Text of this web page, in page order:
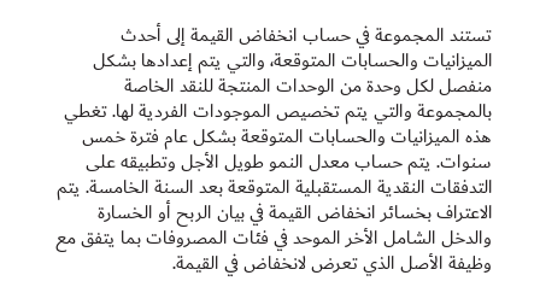
تستند المجموعة في حساب انخفاض القيمة إلى أحدث
الميزانيات والحسابات المتوقعة، والتي يتم إعدادها بشكل
منفصل لكل وحدة من الوحدات المنتجة للنقد الخاصة
بالمجموعة والتي يتم تخصيص الموجودات الفردية لها. تغطي
هذه الميزانيات والحسابات المتوقعة بشكل عام فترة خمس
سنوات. يتم حساب معدل النمو طويل الأجل وتطبيقه على
التدفقات النقدية المستقبلية المتوقعة بعد السنة الخامسة. يتم
الاعتراف بخسائر انخفاض القيمة في بيان الربح أو الخسارة
والدخل الشامل الأخر الموحد في فئات المصروفات بما يتفق مع
وظيفة الأصل الذي تعرض لانخفاض في القيمة.